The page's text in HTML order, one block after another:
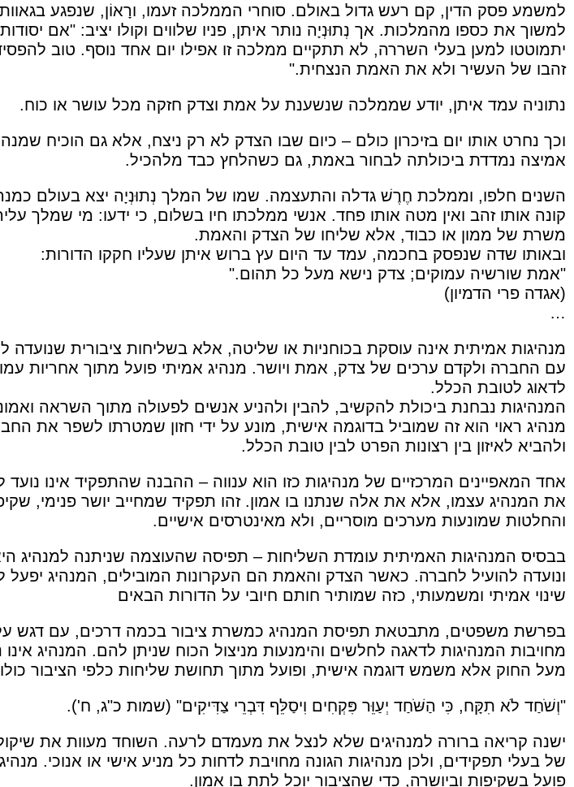
למשמע פסק הדין, קם רעש גדול באולם. סוחרי הממלכה זעמו, ורָאוֹן, שנפגע
למשוך את כספו מהמלכות. אך נְתוּנְיָה נותר איתן, פניו שלווים וקולו יציב: "אם
יתמוטטו למען בעלי השררה, לא תתקיים ממלכה זו אפילו יום אחד נוסף. טוב
זהבו של העשיר ולא את האמת הנצחית."
נתוניה עמד איתן, יודע שממלכה שנשענת על אמת וצדק חזקה מכל עושר או כוח.
וכך נחרט אותו יום בזיכרון כולם – כיום שבו הצדק לא רק ניצח, אלא גם הוכיח
אמיצה נמדדת ביכולתה לבחור באמת, גם כשהלחץ כבד מלהכיל.
השנים חלפו, וממלכת חֶרֶשׁ גדלה והתעצמה. שמו של המלך נְתוּנְיָה יצא בעולם
קונה אותו זהב ואין מטה אותו פחד. אנשי ממלכתו חיו בשלום, כי ידעו: מי שמלך
משרת של ממון או כבוד, אלא שליחו של הצדק והאמת.
ובאותו שדה שנפסק בחכמה, עמד עד היום עץ ברוש איתן שעליו חקקו הדורות:
"אמת שורשיה עמוקים; צדק נישא מעל כל תהום."
(אגדה פרי הדמיון)
…
מנהיגות אמיתית אינה עוסקת בכוחניות או שליטה, אלא בשליחות ציבורית שנועדה
עם החברה ולקדם ערכים של צדק, אמת ויושר. מנהיג אמיתי פועל מתוך אחריות
לדאוג לטובת הכלל.
המנהיגות נבחנת ביכולת להקשיב, להבין ולהניע אנשים לפעולה מתוך השראה
מנהיג ראוי הוא זה שמוביל בדוגמה אישית, מונע על ידי חזון שמטרתו לשפר את
ולהביא לאיזון בין רצונות הפרט לבין טובת הכלל.
אחד המאפיינים המרכזיים של מנהיגות כזו הוא ענווה – ההבנה שהתפקיד אינו
את המנהיג עצמו, אלא את אלה שנתנו בו אמון. זהו תפקיד שמחייב יושר פנימי,
והחלטות שמונעות מערכים מוסריים, ולא מאינטרסים אישיים.
בבסיס המנהיגות האמיתית עומדת השליחות – תפיסה שהעוצמה שניתנה למנהיג
ונועדה להועיל לחברה. כאשר הצדק והאמת הם העקרונות המובילים, המנהיג יפעל
שינוי אמיתי ומשמעותי, כזה שמותיר חותם חיובי על הדורות הבאים
בפרשת משפטים, מתבטאת תפיסת המנהיג כמשרת ציבור בכמה דרכים, עם דגש
מחויבות המנהיגות לדאגה לחלשים והימנעות מניצול הכוח שניתן להם. המנהיג
מעל החוק אלא משמש דוגמה אישית, ופועל מתוך תחושת שליחות כלפי הציבור
"וְשֹׁחַד לֹא תִקָּח, כִּי הַשֹּׁחַד יְעַוֵּר פִּקְחִים וִיסַלֵּף דִּבְרֵי צַדִּיקִים" (שמות כ"ג, ח').
ישנה קריאה ברורה למנהיגים שלא לנצל את מעמדם לרעה. השוחד מעוות את
של בעלי תפקידים, ולכן מנהיגות הגונה מחויבת לדחות כל מניע אישי או אנוכי.
פועל בשקיפות וביושרה, כדי שהציבור יוכל לתת בו אמון.